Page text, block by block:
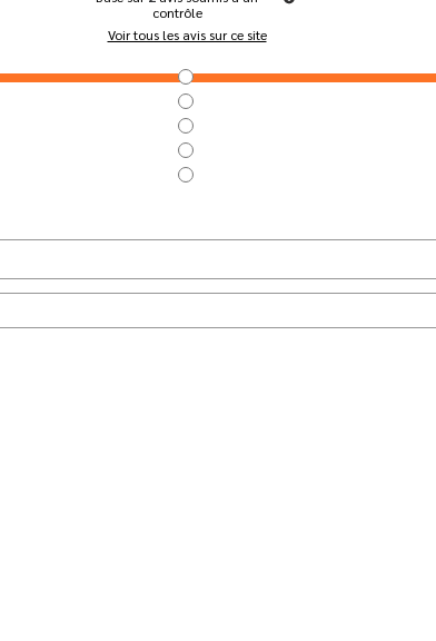
contrôle
Voir tous les avis sur ce site